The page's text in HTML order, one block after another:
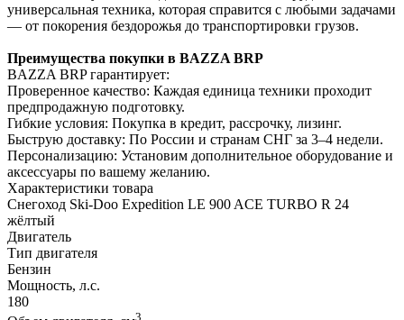
универсальная техника, которая справится с любыми задачами
— от покорения бездорожья до транспортировки грузов.
Преимущества покупки в BAZZA BRP
BAZZA BRP гарантирует:
Проверенное качество: Каждая единица техники проходит
предпродажную подготовку.
Гибкие условия: Покупка в кредит, рассрочку, лизинг.
Быструю доставку: По России и странам СНГ за 3–4 недели.
Персонализацию: Установим дополнительное оборудование и
аксессуары по вашему желанию.
Характеристики товара
Снегоход Ski-Doo Expedition LE 900 ACE TURBO R 24
жёлтый
Двигатель
Тип двигателя
Бензин
Мощность, л.с.
180
3